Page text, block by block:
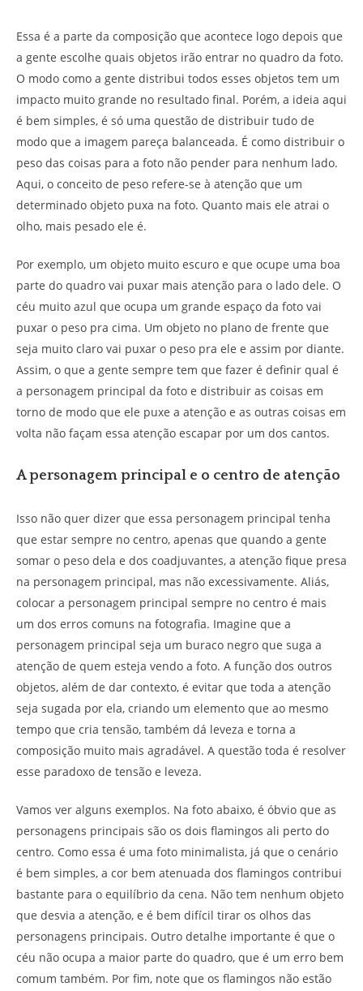
Essa é a parte da composição que acontece logo depois que
a gente escolhe quais objetos irão entrar no quadro da foto.
O modo como a gente distribui todos esses objetos tem um
impacto muito grande no resultado final. Porém, a ideia aqui
é bem simples, é só uma questão de distribuir tudo de
modo que a imagem pareça balanceada. É como distribuir o
peso das coisas para a foto não pender para nenhum lado.
Aqui, o conceito de peso refere-se à atenção que um
determinado objeto puxa na foto. Quanto mais ele atrai o
olho, mais pesado ele é.
Por exemplo, um objeto muito escuro e que ocupe uma boa
parte do quadro vai puxar mais atenção para o lado dele. O
céu muito azul que ocupa um grande espaço da foto vai
puxar o peso pra cima. Um objeto no plano de frente que
seja muito claro vai puxar o peso pra ele e assim por diante.
Assim, o que a gente sempre tem que fazer é definir qual é
a personagem principal da foto e distribuir as coisas em
torno de modo que ele puxe a atenção e as outras coisas em
volta não façam essa atenção escapar por um dos cantos.
A personagem principal e o centro de atenção
Isso não quer dizer que essa personagem principal tenha
que estar sempre no centro, apenas que quando a gente
somar o peso dela e dos coadjuvantes, a atenção fique presa
na personagem principal, mas não excessivamente. Aliás,
colocar a personagem principal sempre no centro é mais
um dos erros comuns na fotografia. Imagine que a
personagem principal seja um buraco negro que suga a
atenção de quem esteja vendo a foto. A função dos outros
objetos, além de dar contexto, é evitar que toda a atenção
seja sugada por ela, criando um elemento que ao mesmo
tempo que cria tensão, também dá leveza e torna a
composição muito mais agradável. A questão toda é resolver
esse paradoxo de tensão e leveza.
Vamos ver alguns exemplos. Na foto abaixo, é óbvio que as
personagens principais são os dois flamingos ali perto do
centro. Como essa é uma foto minimalista, já que o cenário
é bem simples, a cor bem atenuada dos flamingos contribui
bastante para o equilíbrio da cena. Não tem nenhum objeto
que desvia a atenção, e é bem difícil tirar os olhos das
personagens principais. Outro detalhe importante é que o
céu não ocupa a maior parte do quadro, que é um erro bem
comum também. Por fim, note que os flamingos não estão